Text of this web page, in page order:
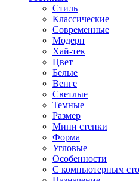
Стиль
Классические
Современные
Модерн
Хай-тек
Цвет
Белые
Венге
Светлые
Темные
Размер
Мини стенки
Форма
Угловые
Особенности
С компьютерным